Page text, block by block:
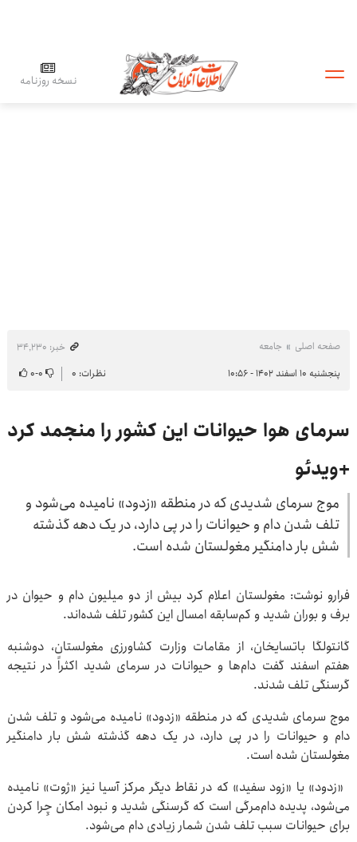
نسخه روزنامه
صفحه اصلی جامعه
خبر: ۳۴٬۲۳۰
پنجشنبه ۱۰ اسفند ۱۴۰۲ - ۱۰:۵۶
نظرات: ۰ ۰-۰
سرمای هوا حیوانات این کشور را منجمد کرد
+ویدئو
موج سرمای شدیدی که در منطقه «زدود» نامیده می‌شود و
تلف شدن دام و حیوانات را در پی دارد، در یک دهه گذشته
شش بار دامنگیر مغولستان شده است.
فرارو نوشت: مغولستان اعلام کرد بیش از دو میلیون دام و حیوان در
برف و بوران شدید و کم‌سابقه امسال این کشور تلف شده‌اند.
گانتولگا باتسایخان، از مقامات وزارت کشاورزی مغولستان، دوشنبه
هفتم اسفند گفت دام‌ها و حیوانات در سرمای شدید اکثراً در نتیجه
گرسنگی تلف شدند.
موج سرمای شدیدی که در منطقه «زدود» نامیده می‌شود و تلف شدن
دام و حیوانات را در پی دارد، در یک دهه گذشته شش بار دامنگیر
مغولستان شده است.
«زدود» یا «زود سفید» که در نقاط دیگر مرکز آسیا نیز «ژوت» نامیده
می‌شود، پدیده دام‌مرگی است که گرسنگی شدید و نبود امکان چِرا کردن
برای حیوانات سبب تلف شدن شمار زیادی دام می‌شود.